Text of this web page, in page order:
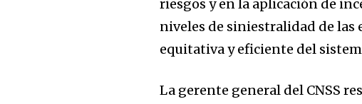
riesgos y en la aplicación de
niveles de siniestralidad de las
equitativa y eficiente del
La gerente general del CNSS